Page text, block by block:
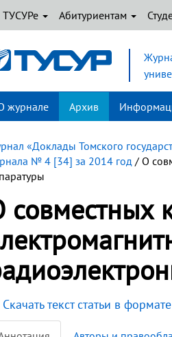
Абитуриентам
журнале Архив
«Доклады Томского
№ 4 [34] за 2014 год / О
совместных
Скачать текст статьи в